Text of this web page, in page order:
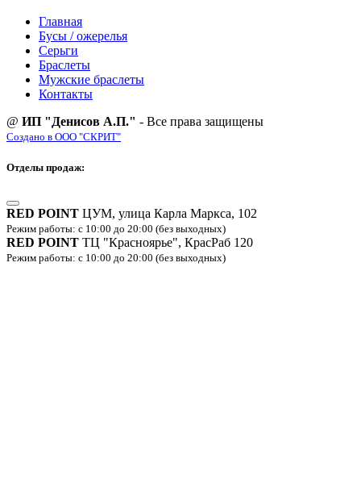
Главная
Бусы / ожерелья
Серьги
Браслеты
Мужские браслеты
Контакты
@ ИП "Денисов А.П." - Все права защищены
Создано в ООО "СКРИТ"
Отделы продаж:
RED POINT ЦУМ, улица Карла Маркса, 102
Режим работы: с 10:00 до 20:00 (без выходных)
RED POINT ТЦ "Красноярье", КрасРаб 120
Режим работы: с 10:00 до 20:00 (без выходных)